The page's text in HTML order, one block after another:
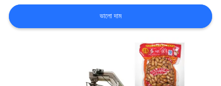
খবর
ভালো দাম